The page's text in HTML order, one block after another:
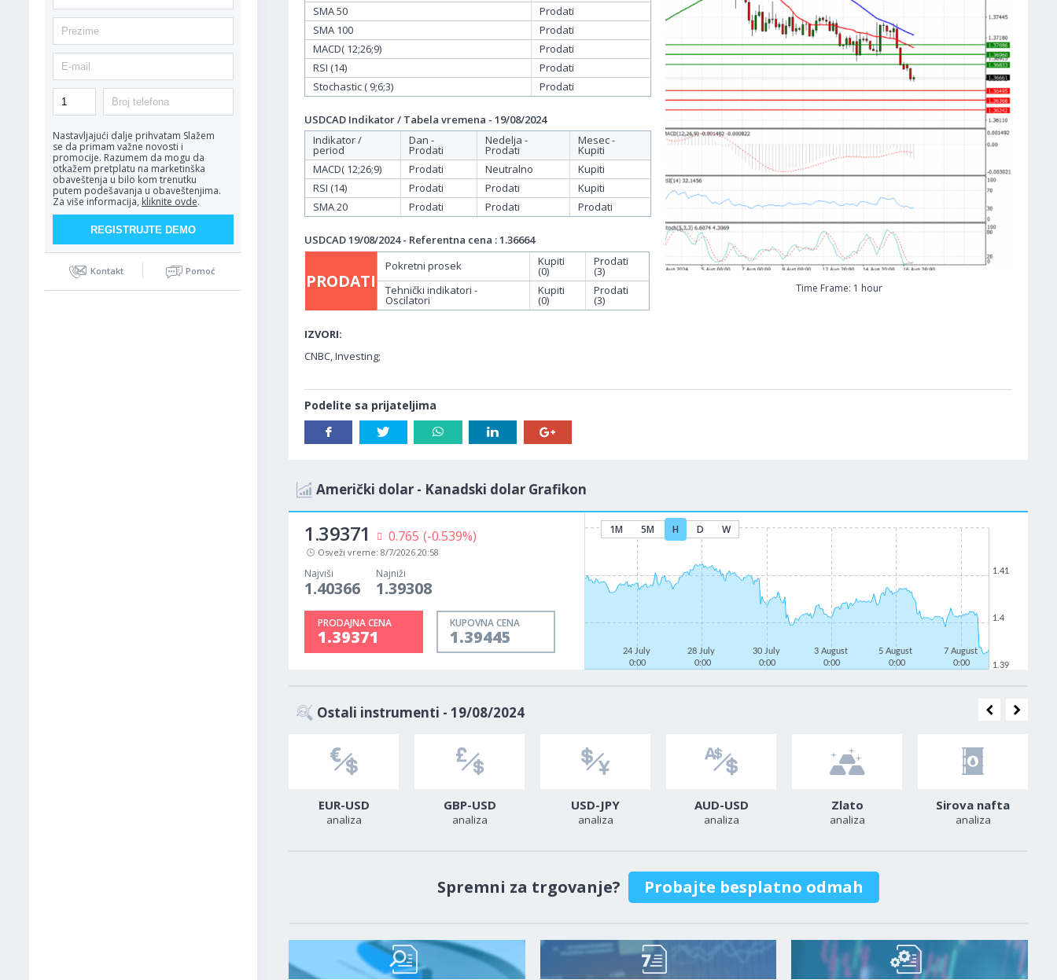
Nastavljajući dalje prihvatam Slažem
se da primam važne novosti i
promocije. Razumem da mogu da
otkažem pretplatu na marketinška
obaveštenja u bilo kom trenutku
putem podešavanja u obaveštenjima.
Za više informacija, kliknite ovde.
Kontakt Pomoć
Time Frame: 1 hour
SMA 50
Prodati
SMA 100
Prodati
MACD( 12;26;9)
Prodati
RSI (14)
Prodati
Stochastic ( 9;6;3)
Prodati
USDCAD Indikator / Tabela vremena - 19/08/2024
Indikator /
period
Dan -
Prodati
Nedelja -
Prodati
Mesec -
Kupiti
MACD( 12;26;9)
Prodati Neutralno
Kupiti
RSI (14)
Prodati Prodati
Kupiti
SMA 20
Prodati Prodati Prodati
USDCAD 19/08/2024 - Referentna cena : 1.36664
PRODATI
Pokretni prosek Kupiti
(0)
Prodati
(3)
Tehnički indikatori -
Oscilatori
Kupiti
(0)
Prodati
(3)
IZVORI:
CNBC, Investing;
Podelite sa prijateljima
Američki dolar - Kanadski dolar Grafikon
1.39371 0.765 (-0.539%)
Osveži vreme: 8/7/2026 20:58
Najviši
1.40366
Najniži
1.39308
PRODAJNA CENA
1.39371
KUPOVNA CENA
1.39445
1M 5M H D W
24 July
0:00
28 July
0:00
30 July
0:00
3 August
0:00
5 August
0:00
7 August
0:00
1.39
1.4
1.41
Ostali instrumenti - 19/08/2024
EUR-USD
analiza
GBP-USD
analiza
USD-JPY
analiza
AUD-USD
analiza
Zlato
analiza
Sirova nafta
analiza
Spremni za trgovanje? Probajte besplatno odmah